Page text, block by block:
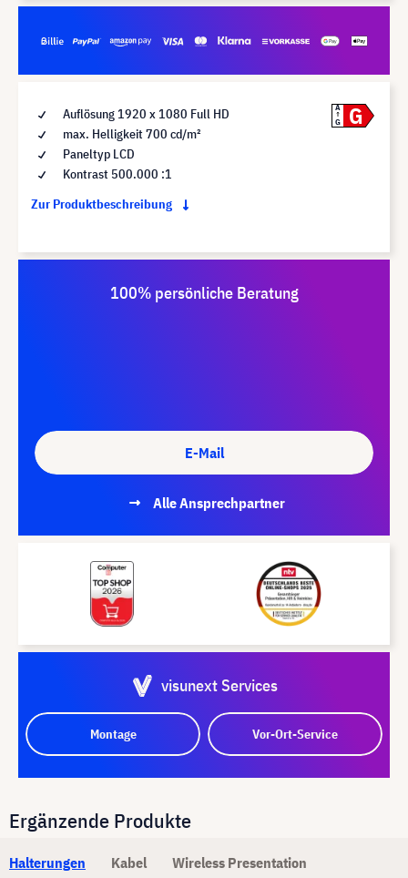
Auflösung 1920 x 1080 Full HD
max. Helligkeit 700 cd/m²
Paneltyp LCD
Kontrast 500.000 :1
Zur Produktbeschreibung
A
G
G
100% persönliche Beratung
E-Mail
Alle Ansprechpartner
visunext Services
Montage Vor-Ort-Service
Ergänzende Produkte
Halterungen Kabel Wireless Presentation